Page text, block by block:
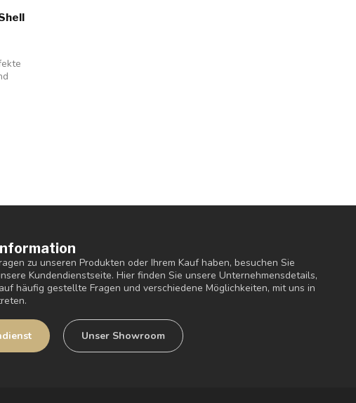
zu unseren Produkten oder Ihrem Kauf haben, besuchen Sie
Kundendienstseite. Hier finden Sie unsere Unternehmensdetails,
häufig gestellte Fragen und verschiedene Möglichkeiten, mit uns in
Unser Showroom